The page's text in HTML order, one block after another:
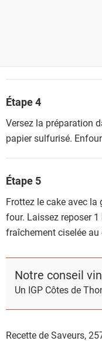
Étape 4
Versez la préparation
papier sulfurisé.
Étape 5
Frottez le cake avec la
four. Laissez reposer
fraîchement ciselée au
Notre conseil vin
Un IGP Côtes de
Recette de Saveurs,